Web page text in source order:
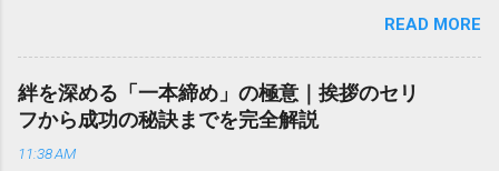
きできる？」といった疑問を抱える方も多いはずです。 福山
通運は企業間物流のイメージが強いかもしれませんが、個人
向けの宅配サービスも非常に充実しています。大切なのは、
目的に合わせた適切な連絡先を選ぶことです。この記事で
は、荷物の追跡確認から営業所への電話連絡、再配達の依頼
手順まで、初めての方でも迷わずに解決できる方法を詳しく
READ MORE
絆を深める「一本締め」の極意｜挨拶のセリ
フから成功の秘訣までを完全解説
11:38 AM